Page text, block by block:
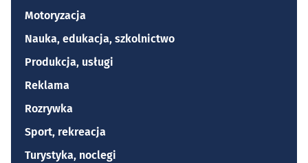
Motoryzacja
Nauka, edukacja, szkolnictwo
Produkcja, usługi
Reklama
Rozrywka
Sport, rekreacja
Turystyka, noclegi